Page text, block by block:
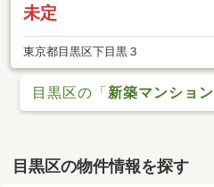
未定
東京都目黒区下目黒３
目黒区の「 新築マンション
目黒区の物件情報を探す